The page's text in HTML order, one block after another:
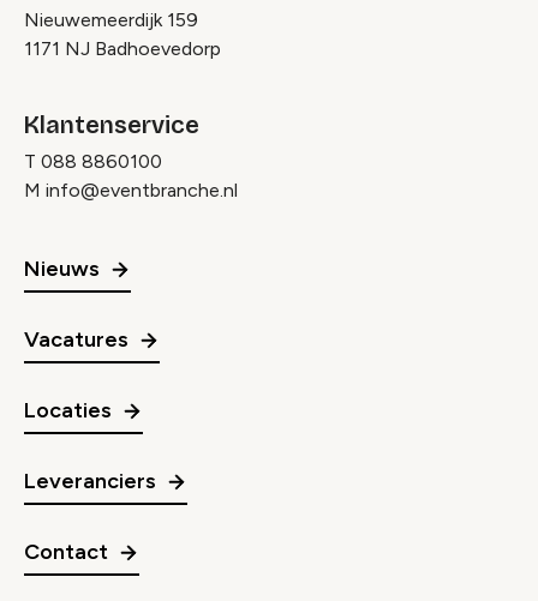
Nieuwemeerdijk 159
1171 NJ Badhoevedorp
Klantenservice
T 088 8860100
M info@eventbranche.nl
Nieuws
Vacatures
Locaties
Leveranciers
Contact